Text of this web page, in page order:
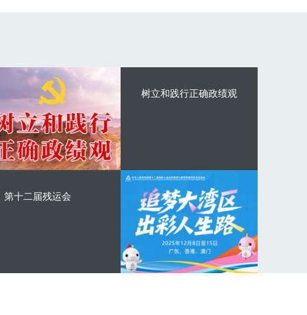
树立和践行正确政绩观
第十二届残运会